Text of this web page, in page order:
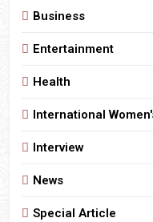
Business
Entertainment
Health
International
Interview
News
Special Article